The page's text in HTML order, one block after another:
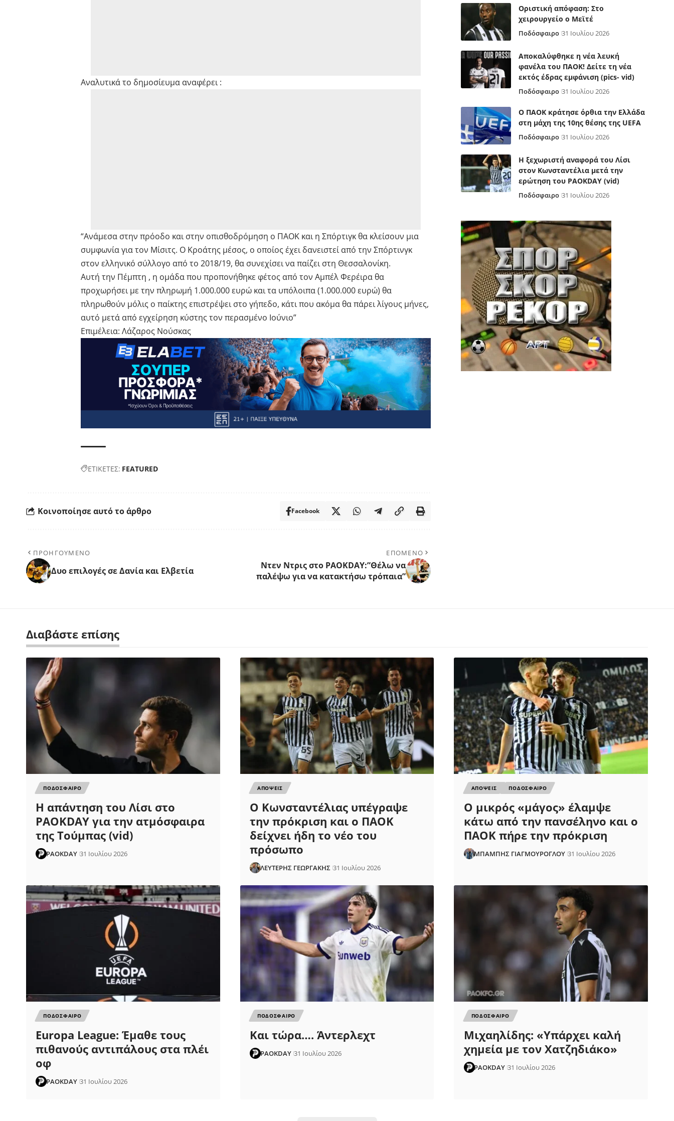
Αναλυτικά το δημοσίευμα αναφέρει :
“Ανάμεσα στην πρόοδο και στην οπισθοδρόμηση ο ΠΑΟΚ και η Σπόρτιγκ θα κλείσουν μια
συμφωνία για τον Μίσιτς. Ο Κροάτης μέσος, ο οποίος έχει δανειστεί από την Σπόρτινγκ
στον ελληνικό σύλλογο από το 2018/19, θα συνεχίσει να παίζει στη Θεσσαλονίκη.
Αυτή την Πέμπτη , η ομάδα που προπονήθηκε φέτος από τον Αμπέλ Φερέιρα θα
προχωρήσει με την πληρωμή 1.000.000 ευρώ και τα υπόλοιπα (1.000.000 ευρώ) θα
πληρωθούν μόλις ο παίκτης επιστρέψει στο γήπεδο, κάτι που ακόμα θα πάρει λίγους μήνες,
αυτό μετά από εγχείρηση κύστης τον περασμένο Ιούνιο”
Επιμέλεια: Λάζαρος Νούσκας
ΕΤΙΚΕΤΕΣ: FEATURED
Κοινοποίησε αυτό το άρθρο Facebook
ΠΡΟΗΓΟΥΜΕΝΟ
Δυο επιλογές σε Δανία και Ελβετία
ΕΠΟΜΕΝΟ
Ντεν Ντρις στο PAOKDAY:”Θέλω να
παλέψω για να κατακτήσω τρόπαια”
Οριστική απόφαση: Στο
χειρουργείο ο Μεϊτέ
Ποδόσφαιρο 31 Ιουλίου 2026
Αποκαλύφθηκε η νέα λευκή
φανέλα του ΠΑΟΚ! Δείτε τη νέα
εκτός έδρας εμφάνιση (pics- vid)
Ποδόσφαιρο 31 Ιουλίου 2026
Ο ΠΑΟΚ κράτησε όρθια την Ελλάδα
στη μάχη της 10ης θέσης της UEFA
Ποδόσφαιρο 31 Ιουλίου 2026
Η ξεχωριστή αναφορά του Λίσι
στον Κωνσταντέλια μετά την
ερώτηση του PAOKDAY (vid)
Ποδόσφαιρο 31 Ιουλίου 2026
Διαβάστε επίσης
ΠΟΔΟΣΦΑΙΡΟ
Η απάντηση του Λίσι στο
PAOKDAY για την ατμόσφαιρα
της Τούμπας (vid)
PAOKDAY 31 Ιουλίου 2026
ΑΠΟΨΕΙΣ
Ο Κωνσταντέλιας υπέγραψε
την πρόκριση και ο ΠΑΟΚ
δείχνει ήδη το νέο του
πρόσωπο
ΛΕΥΤΕΡΗΣ ΓΕΩΡΓΑΚΗΣ 31 Ιουλίου 2026
ΑΠΟΨΕΙΣ ΠΟΔΟΣΦΑΙΡΟ
Ο μικρός «μάγος» έλαμψε
κάτω από την πανσέληνο και ο
ΠΑΟΚ πήρε την πρόκριση
ΜΠΑΜΠΗΣ ΓΙΑΓΜΟΥΡΟΓΛΟΥ 31 Ιουλίου 2026
ΠΟΔΟΣΦΑΙΡΟ
Europa League: Έμαθε τους
πιθανούς αντιπάλους στα πλέι
οφ
PAOKDAY 31 Ιουλίου 2026
ΠΟΔΟΣΦΑΙΡΟ
Και τώρα…. Άντερλεχτ
PAOKDAY 31 Ιουλίου 2026
ΠΟΔΟΣΦΑΙΡΟ
Μιχαηλίδης: «Υπάρχει καλή
χημεία με τον Χατζηδιάκο»
PAOKDAY 31 Ιουλίου 2026